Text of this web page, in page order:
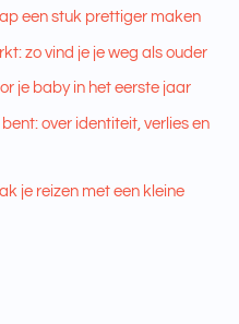
een stuk prettiger maken
zo vind je je weg als ouder
je baby in het eerste jaar
over identiteit, verlies en
je reizen met een kleine